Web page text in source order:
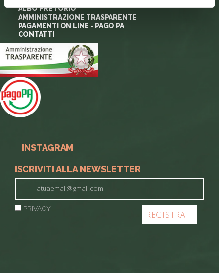
ALBO PRETORIO
AMMINISTRAZIONE TRASPARENTE
PAGAMENTI ON LINE - PAGO PA
CONTATTI
INSTAGRAM
ISCRIVITI ALLA NEWSLETTER
PRIVACY